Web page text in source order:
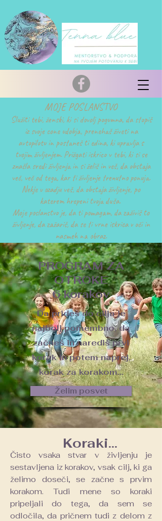
MOJE POSLANSTVO
Služiti tebi, ženski, ki si dovolj pogumna, da stopiš
iz svoje cone udobja, prenehaš živeti na
avtopilotu in postaneš ti edina, ki upravlja s
tvojim življenjem. Prižgati iskrico v tebi, ki si se
znašla sredi življenja in si želiš in veš, da obstaja
več, več od tega, kar ti življenje trenutno ponuja.
Nekje v ozadju veš, da obstaja življenje, po
katerem hrepeni tvoja duša.
Moje poslanstvo je, da ti pomagam, da zaživiš to
življenje, da zažariš, da se ti vrne iskrica v oči in
nasmeh na obraz.
PROGRAM ZA
OTROKE
6 korakov
Da prideš do cilja je
najbolj pomembno, da
začneš in narediš prvi
korak in potem naprej,
korak za korakom...
Želim posvet
Koraki...
Čisto vsaka stvar v življenju je
sestavljena iz korakov, vsak cilj, ki ga
želimo doseči, se začne s prvim
korakom. Tudi mene so koraki
pripeljali do tega, da sem se
odločila, da pričnem tudi z delom z